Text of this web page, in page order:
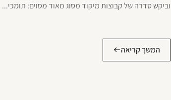
וביקש סדרה של קבוצות מיקוד מסוג מאוד מסוים: תומכי...
המשך קריאה